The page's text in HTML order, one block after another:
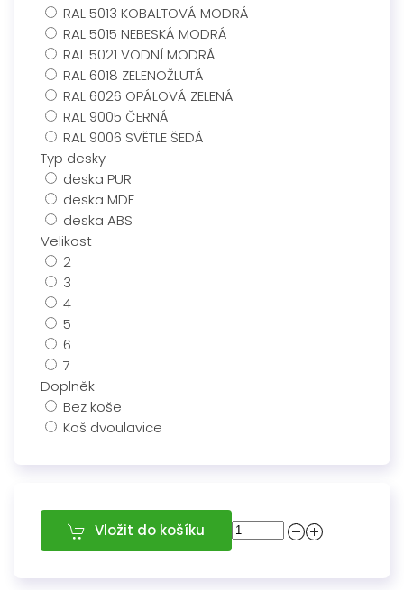
RAL 5013 KOBALTOVÁ MODRÁ
RAL 5015 NEBESKÁ MODRÁ
RAL 5021 VODNÍ MODRÁ
RAL 6018 ZELENOŽLUTÁ
RAL 6026 OPÁLOVÁ ZELENÁ
RAL 9005 ČERNÁ
RAL 9006 SVĚTLE ŠEDÁ
Typ desky
deska PUR
deska MDF
deska ABS
Velikost
2
3
4
5
6
7
Doplněk
Bez koše
Koš dvoulavice
Vložit do košíku